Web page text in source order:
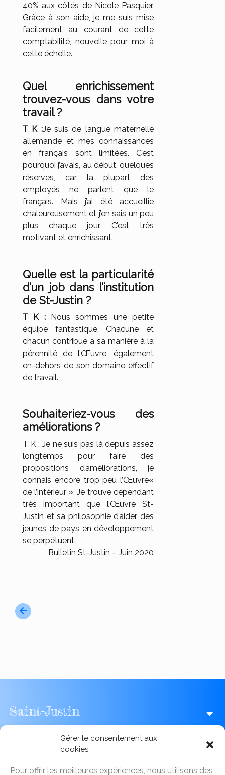
Gérer le consentement aux
cookies
Pour offrir les meilleures expériences, nous utilisons des
40% aux côtés de Nicole Pasquier.
Grâce à son aide, je me suis mise
facilement au courant de cette
comptabilité, nouvelle pour moi à
cette échelle.
Quel enrichissement
trouvez-vous dans votre
travail ?
T K :Je suis de langue maternelle
allemande et mes connaissances
en français sont limitées. C’est
pourquoi j’avais, au début, quelques
réserves, car la plupart des
employés ne parlent que le
français. Mais j’ai été accueillie
chaleureusement et j’en sais un peu
plus chaque jour. C’est très
motivant et enrichissant.
Quelle est la particularité
d’un job dans l’institution
de St-Justin ?
T K :Nous sommes une petite
équipe fantastique. Chacune et
chacun contribue à sa manière à la
pérennité de l’Œuvre, également
en-dehors de son domaine effectif
de travail.
Souhaiteriez-vous des
améliorations ?
T K : Je ne suis pas là depuis assez
longtemps pour faire des
propositions d’améliorations, je
connais encore trop peu l’Œuvre«
de l’intérieur ». Je trouve cependant
très important que l’Œuvre St-
Justin et sa philosophie d’aider des
jeunes de pays en développement
se perpétuent.
Bulletin St-Justin – Juin 2020
Saint-Justin